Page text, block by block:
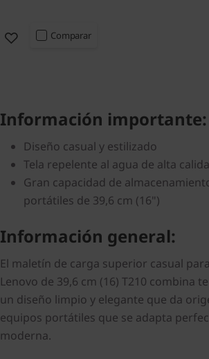
Comparar
Información importante:
Diseño casual y estilizado
Tela repelente al agua de alta
Gran capacidad de
portátiles de 39,6 cm (16")
Información general:
El maletín de carga superior casual
Lenovo de 39,6 cm (16) T210 combina
un diseño limpio y elegante que da
equipos portátiles que se adapta
moderna.